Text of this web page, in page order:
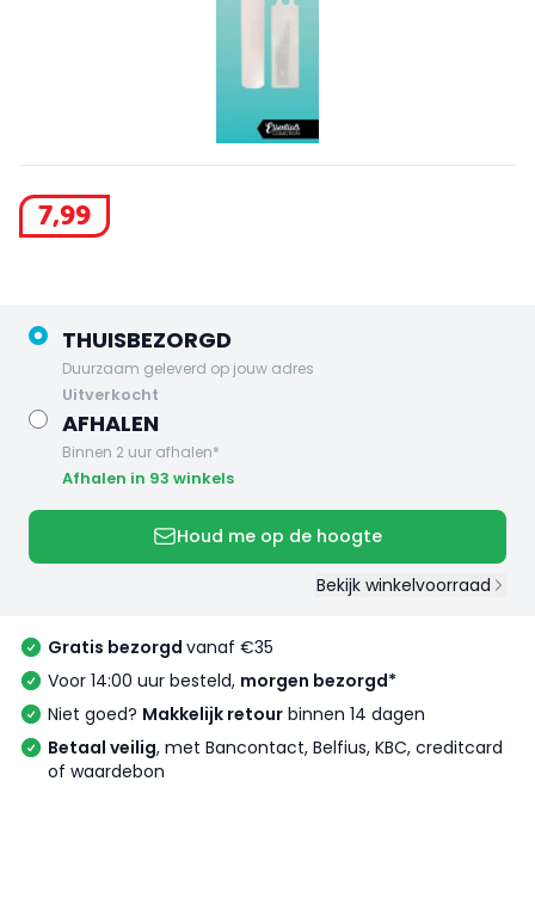
7,99
THUISBEZORGD
Duurzaam geleverd op jouw adres
uitverkocht
AFHALEN
Binnen 2 uur afhalen*
Afhalen in 93 winkels
Houd me op de hoogte
Bekijk winkelvoorraad
Gratis bezorgd vanaf €35
Voor 14:00 uur besteld, morgen bezorgd*
Niet goed? Makkelijk retour binnen 14 dagen
Betaal veilig, met Bancontact, Belfius, KBC, creditcard
of waardebon